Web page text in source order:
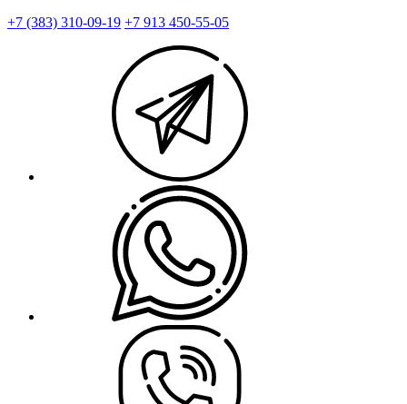
+7 (383) 310-09-19 +7 913 450-55-05